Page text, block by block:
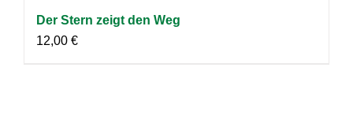
Der Stern zeigt den Weg
12,00 €